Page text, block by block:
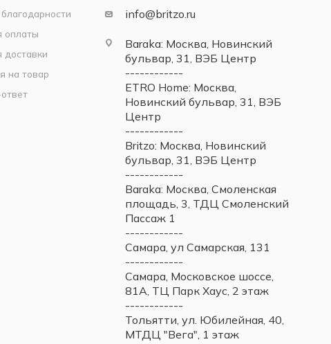
оплаты
доставки
на товар
info@britzo.ru
Baraka: Москва, Новинский
бульвар, 31, ВЭБ Центр
------------
ETRO Home: Москва,
Новинский бульвар, 31, ВЭБ
Центр
------------
Britzo: Москва, Новинский
бульвар, 31, ВЭБ Центр
------------
Baraka: Москва, Смоленская
площадь, 3, ТДЦ Смоленский
Пассаж 1
------------
Самара, ул Самарская, 131
------------
Самара, Московское шоссе,
81А, ТЦ Парк Хаус, 2 этаж
------------
Тольятти, ул. Юбилейная, 40,
МТДЦ "Вега", 1 этаж